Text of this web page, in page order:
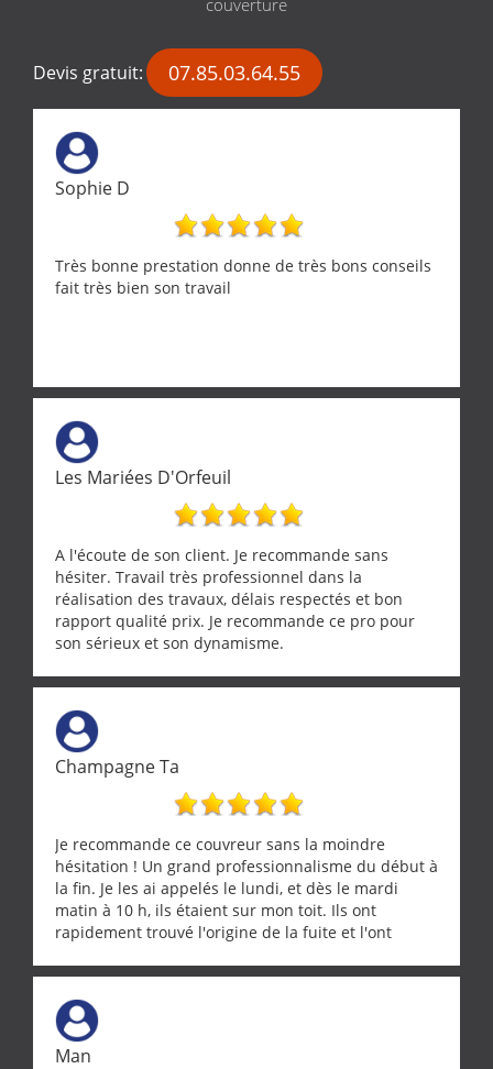
Devis gratuit: 07.85.03.64.55
Sophie D
Très bonne prestation donne de très bons conseils
fait très bien son travail
Les Mariées D'Orfeuil
A l'écoute de son client. Je recommande sans
hésiter. Travail très professionnel dans la
réalisation des travaux, délais respectés et bon
rapport qualité prix. Je recommande ce pro pour
son sérieux et son dynamisme.
Champagne Ta
Je recommande ce couvreur sans la moindre
hésitation ! Un grand professionnalisme du début à
la fin. Je les ai appelés le lundi, et dès le mardi
matin à 10 h, ils étaient sur mon toit. Ils ont
rapidement trouvé l'origine de la fuite et l'ont
Une équipe sérieuse, réactive et compétente. C'est
vraiment rassurant de pouvoir compter sur des
artisans aussi professionnels. Merci encore !
Man